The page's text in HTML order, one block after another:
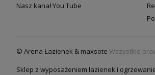
Nasz kanał You Tube
© Arena Łazienek & maxsote Wszystkie
Sklep z wyposażeniem łazienek i